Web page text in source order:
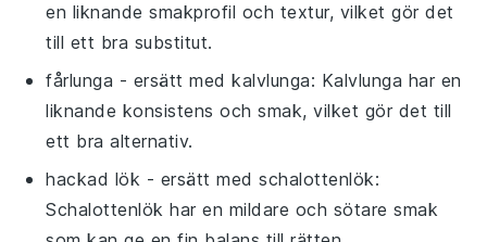
en liknande smakprofil och textur, vilket gör det
till ett bra substitut.
fårlunga - ersätt medkalvlunga: Kalvlunga har en
liknande konsistens och smak, vilket gör det till
ett bra alternativ.
hackad lök - ersätt medschalottenlök:
Schalottenlök har en mildare och sötare smak